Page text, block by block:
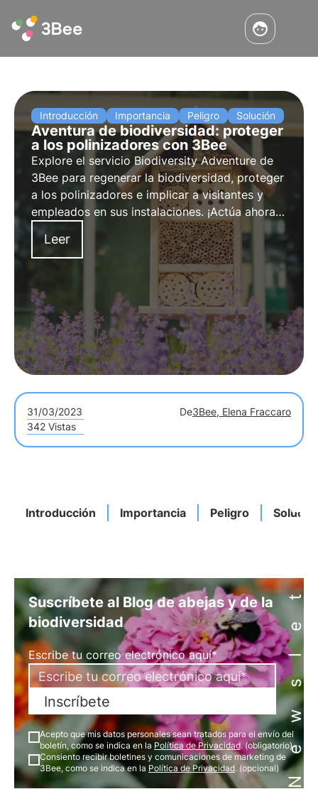
Introducción Importancia Peligro Solución
Aventura de biodiversidad: proteger
a los polinizadores con 3Bee
Explore el servicio Biodiversity Adventure de
3Bee para regenerar la biodiversidad, proteger
a los polinizadorese implicar avisitantes y
empleados en sus instalaciones. ¡Actúa ahora
por un futuro sostenible!
Leer
31/03/2023 De3Bee, Elena Fraccaro
342 Vistas
Introducción Importancia Peligro Newsletter
Suscríbete al Blog de abejas y de la
biodiversidad
Escribe tu correo electrónico aquí*
Inscríbete
Acepto que mis datos personales sean tratados para el envío del
boletín, como se indica en la Política de Privacidad. (obligatorio)
Consiento recibir boletines y comunicaciones de marketing de
3Bee, como se indica en la Política de Privacidad. (opcional)